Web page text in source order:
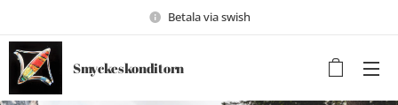
Betala via swish
Smyckeskonditorn